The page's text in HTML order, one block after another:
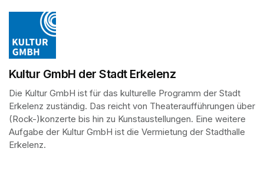
Kultur GmbH der Stadt Erkelenz
Die Kultur GmbH ist für das kulturelle Programm der Stadt
Erkelenz zuständig. Das reicht von Theateraufführungen über
(Rock-)konzerte bis hin zu Kunstaustellungen. Eine weitere
Aufgabe der Kultur GmbH ist die Vermietung der Stadthalle
Erkelenz.